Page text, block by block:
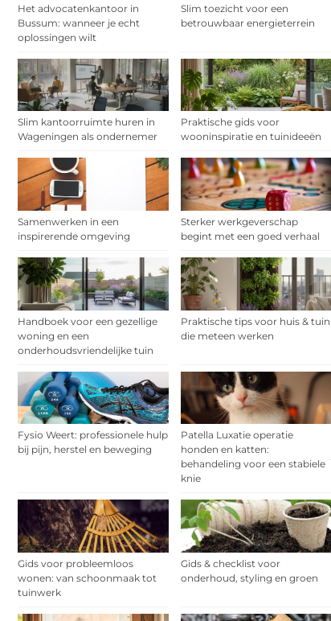
Het advocatenkantoor in
Bussum: wanneer je echt
oplossingen wilt
Slim toezicht voor een
betrouwbaar energieterrein
Slim kantoorruimte huren in
Wageningen als ondernemer
Praktische gids voor
wooninspiratie en tuinideeën
Samenwerken in een
inspirerende omgeving
Sterker werkgeverschap
begint met een goed verhaal
Handboek voor een gezellige
woning en een
onderhoudsvriendelijke tuin
Praktische tips voor huis & tuin
die meteen werken
Fysio Weert: professionele hulp
bij pijn, herstel en beweging
Patella Luxatie operatie
honden en katten:
behandeling voor een stabiele
knie
Gids voor probleemloos
wonen: van schoonmaak tot
tuinwerk
Gids & checklist voor
onderhoud, styling en groen